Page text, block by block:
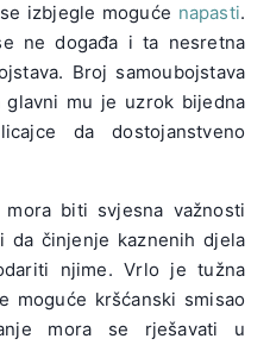
izbjegle moguće napasti.
ne događa i ta nesretna
Broj samoubojstava
glavni mu je uzrok bijedna
da dostojanstveno
biti svjesna važnosti
da činjenje kaznenih djela
njime. Vrlo je tužna
moguće kršćanski smisao
mora se rješavati u